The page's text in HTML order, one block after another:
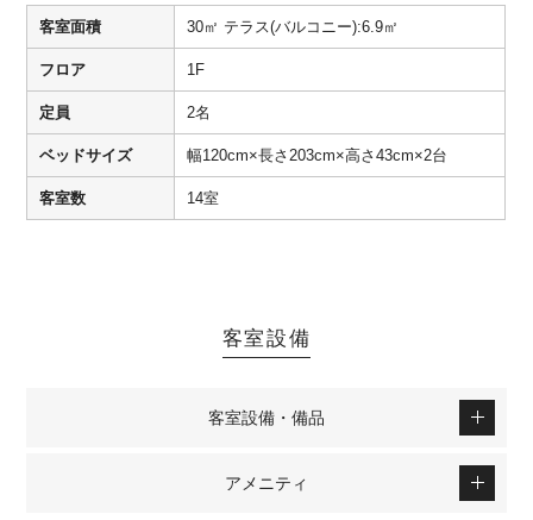
客室面積 30㎡ テラス(バルコニー):6.9㎡
フロア 1F
定員 2名
ベッドサイズ 幅120cm×長さ203cm×高さ43cm×2台
客室数 14室
客室設備
客室設備・備品
アメニティ